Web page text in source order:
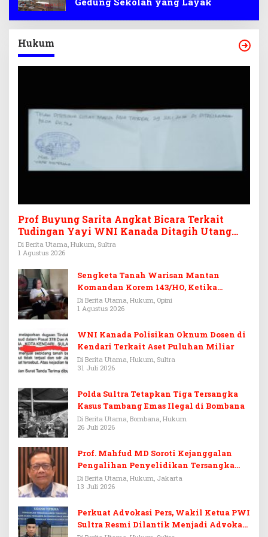
Hukum
Prof Buyung Sarita Angkat Bicara Terkait
Tudingan Yayi WNI Kanada Ditagih Utang
Rp3,6 Miliar
Di Berita Utama, Hukum, Sultra
1 Agustus 2026
Sengketa Tanah Warisan Mantan
Komandan Korem 143/HO, Ketika
Warisan Menjadi Arena Pemerasan
Di Berita Utama, Hukum, Opini
1 Agustus 2026
WNI Kanada Polisikan Oknum Dosen di
Kendari Terkait Aset Puluhan Miliar
Di Berita Utama, Hukum, Sultra
31 Juli 2026
Polda Sultra Tetapkan Tiga Tersangka
Kasus Tambang Emas Ilegal di Bombana
Di Berita Utama, Bombana, Hukum
26 Juli 2026
Prof. Mahfud MD Soroti Kejanggalan
Pengalihan Penyelidikan Tersangka
Febrie Adriansyah
Di Berita Utama, Hukum, Jakarta
13 Juli 2026
Perkuat Advokasi Pers, Wakil Ketua PWI
Sultra Resmi Dilantik Menjadi Advokat